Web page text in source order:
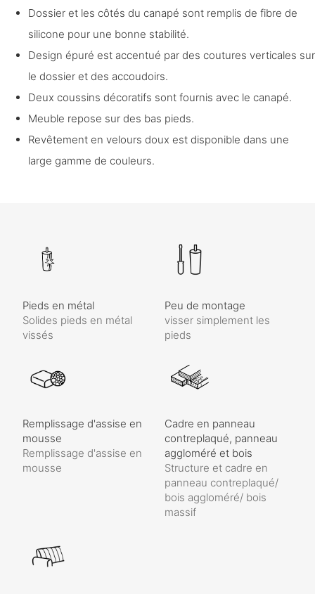
Dossier et les côtés du canapé sont remplis de fibre de
silicone pour une bonne stabilité.
Design épuré est accentué par des coutures verticales sur
le dossier et des accoudoirs.
Deux coussins décoratifs sont fournis avec le canapé.
Meuble repose sur des bas pieds.
Revêtement en velours doux est disponible dans une
large gamme de couleurs.
Pieds en métal
Solides pieds en métal
vissés
Peu de montage
visser simplement les
pieds
Remplissage d'assise en
mousse
Remplissage d'assise en
mousse
Cadre en panneau
contreplaqué, panneau
aggloméré et bois
Structure et cadre en
panneau contreplaqué/
bois aggloméré/ bois
massif